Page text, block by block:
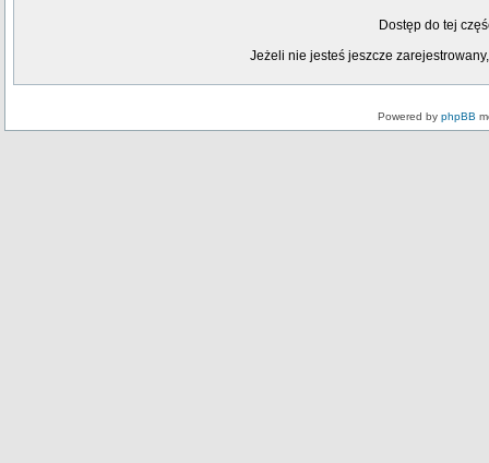
Dostęp do tej
Jeżeli nie jesteś jeszcze
Powered by phpBB